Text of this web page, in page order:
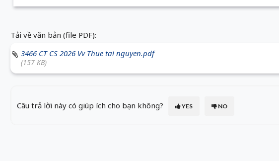
Tải về văn bản (file PDF):
3466 CT CS 2026 Vv Thue tai nguyen.pdf
(157 KB)
Câu trả lời này có giúp ích cho bạn không? YES NO